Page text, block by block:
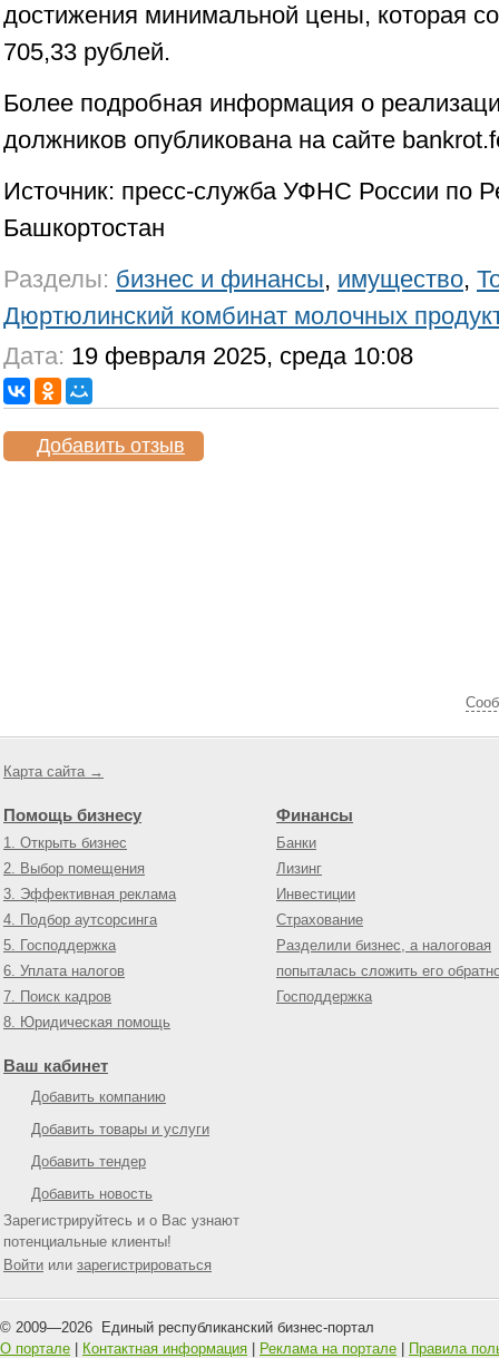
достижения минимальной цены, которая
705,33 рублей.
Более подробная информация о
должников опубликована на сайте
Источник: пресс-служба УФНС России по
Башкортостан
Разделы: бизнес и финансы, имущество,
Дюртюлинский комбинат молочных
Дата: 19 февраля 2025, среда 10:08
Добавить отзыв
Карта сайта →
Помощь бизнесу
1. Открыть бизнес
2. Выбор помещения
3. Эффективная реклама
4. Подбор аутсорсинга
5. Господдержка
6. Уплата налогов
7. Поиск кадров
8. Юридическая помощь
Финансы
Банки
Лизинг
Инвестиции
Страхование
Разделили бизнес, а налоговая
попыталась сложить его
Господдержка
Ваш кабинет
Добавить компанию
Добавить товары и услуги
Добавить тендер
Добавить новость
Зарегистрируйтесь и о Вас узнают
потенциальные клиенты!
Войти или зарегистрироваться
© 2009—2026 Единый республиканский бизнес-портал
О портале
Контактная информация Реклама на портале Правила